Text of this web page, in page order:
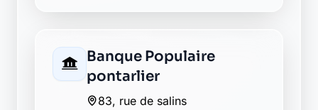
25300 pontarlier
Crédit Agricole
pontarlier